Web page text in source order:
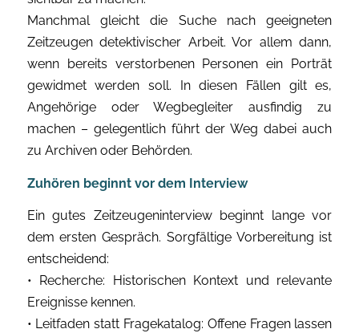
Manchmal gleicht die Suche nach geeigneten
Zeitzeugen detektivischer Arbeit. Vor allem dann,
wenn bereits verstorbenen Personen ein Porträt
gewidmet werden soll. In diesen Fällen gilt es,
Angehörige oder Wegbegleiter ausfindig zu
machen – gelegentlich führt der Weg dabei auch
zu Archiven oder Behörden.
Zuhören beginnt vor dem Interview
Ein gutes Zeitzeugeninterview beginnt lange vor
dem ersten Gespräch. Sorgfältige Vorbereitung ist
entscheidend:
• Recherche: Historischen Kontext und relevante
Ereignisse kennen.
• Leitfaden statt Fragekatalog: Offene Fragen lassen